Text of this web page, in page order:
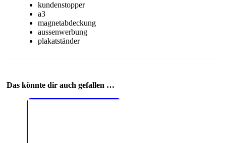
kundenstopper
a3
magnetabdeckung
aussenwerbung
plakatständer
Das könnte dir auch gefallen …